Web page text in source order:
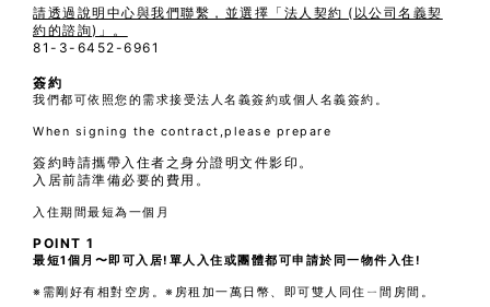
請透過說明中心與我們聯繫，並選擇「法人契約 (以公司名義契
約的諮詢)」。
81-3-6452-6961
簽約
我們都可依照您的需求接受法人名義簽約或個人名義簽約。
When signing the contract,please prepare
簽約時請攜帶入住者之身分證明文件影印。
入居前請準備必要的費用。
入住期間最短為一個月
POINT 1
最短1個月〜即可入居!單人入住或團體都可申請於同一物件入住!
※需剛好有相對空房。※房租加一萬日幣、即可雙人同住ㄧ間房間。